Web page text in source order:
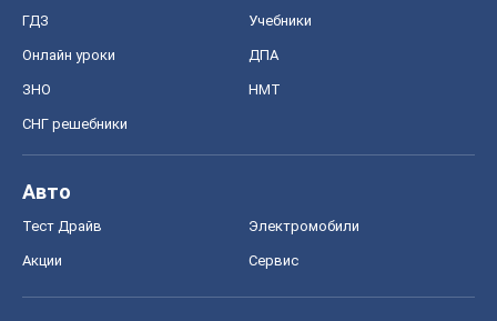
ГДЗ Учебники
Онлайн уроки ДПА
ЗНО НМТ
СНГ решебники
Авто
Тест Драйв Электромобили
Акции Сервис